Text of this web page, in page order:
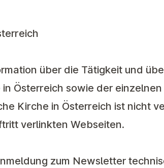
über die Tätigkeit und
Österreich sowie der einzelnen
Kirche in Österreich ist nicht
verlinkten Webseiten.
zum Newsletter